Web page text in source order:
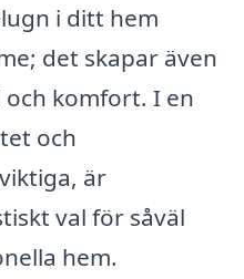
i ditt hem
det skapar även
komfort. I en
och
är
val för såväl
hem.